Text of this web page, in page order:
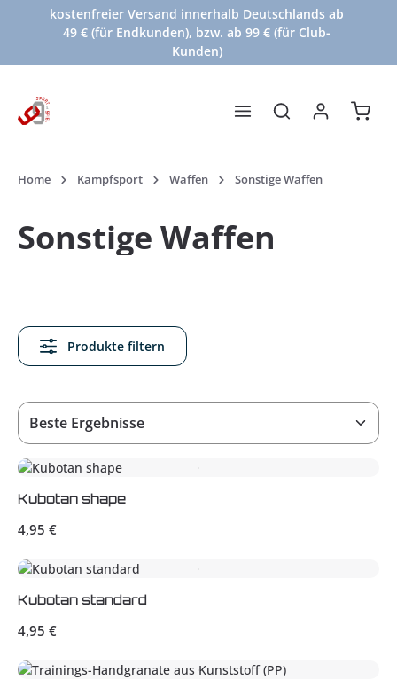
Zum Hauptinhalt springen
kostenfreier Versand innerhalb Deutschlands ab
49 € (für Endkunden), bzw. ab 99 € (für Club-
Kunden)
Home Kampfsport Waffen Sonstige Waffen
Sonstige Waffen
Produkte filtern
Kubotan shape
Regulärer Preis:
4,95 €
Kubotan standard
Regulärer Preis:
4,95 €